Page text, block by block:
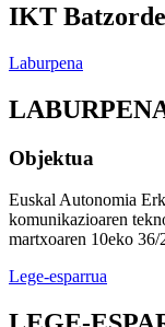
IKT
Laburpena
Objektua
Euskal Autonomia
komunikazioaren
martxoaren 10eko 36/
Lege-esparrua